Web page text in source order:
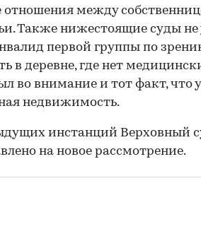
между
Также нижестоящие суды не
первой группы по
в деревне, где нет
во внимание и тот факт, что у
недвижимость.
инстанций Верховный
на новое рассмотрение.